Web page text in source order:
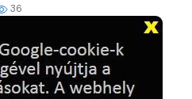
36
raboltak
37